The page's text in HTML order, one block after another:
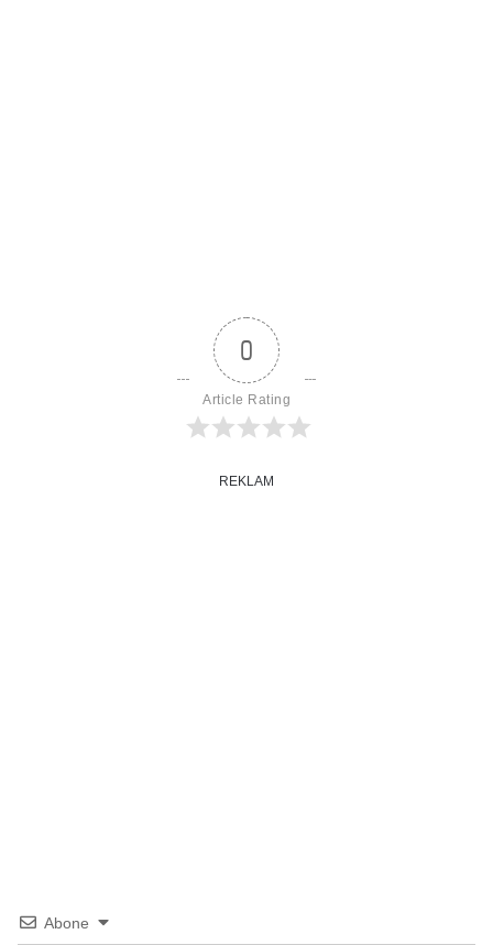
0
Article Rating
REKLAM
Abone